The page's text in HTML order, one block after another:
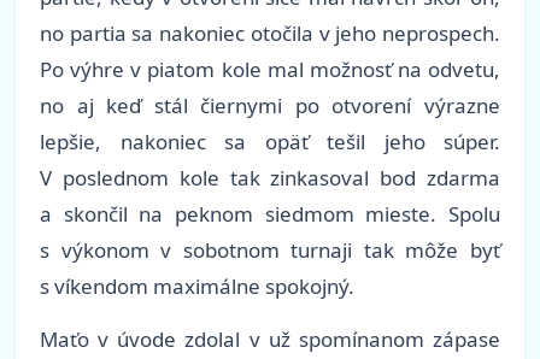
no partia sa nakoniec otočila v jeho neprospech.
Po výhre v piatom kole mal možnosť na odvetu,
no aj keď stál čiernymi po otvorení výrazne
lepšie, nakoniec sa opäť tešil jeho súper.
V poslednom kole tak zinkasoval bod zdarma
a skončil na peknom siedmom mieste. Spolu
s výkonom v sobotnom turnaji tak môže byť
s víkendom maximálne spokojný.
Maťo v úvode zdolal v už spomínanom zápase